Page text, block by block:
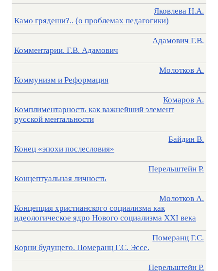
Камо грядеши?.. (о проблемах педагогики)
Яковлева Н.А.
Комментарии. Г.В. Адамович
Адамович Г.В.
Коммунизм и Реформация
Молотков А.
Комплиментарность как важнейший элемент
русской ментальности
Комаров А.
Конец «эпохи послесловия»
Байдин В.
Концептуальная личность
Перельштейн Р.
Концепция христианского социализма как
идеологическое ядро Нового социализма XXI века
Молотков А.
Корни будущего. Померанц Г.С. Эссе.
Померанц Г.С.
Перельштейн Р.